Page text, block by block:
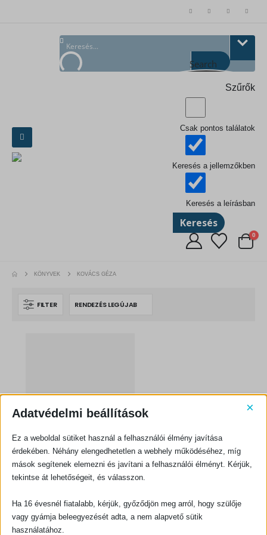
Search
Szűrők
Csak pontos találatok
Keresés a jellemzőkben
Keresés a leírásban
Keresés
0
KÖNYVEK KOVÁCS GÉZA
FILTER
Adatvédelmi beállítások ×
Ez a weboldal sütiket használ a felhasználói élmény javítása
érdekében. Néhány elengedhetetlen a webhely működéséhez, míg
mások segítenek elemezni és javítani a felhasználói élményt. Kérjük,
tekintse át lehetőségeit, és válasszon.
Ha 16 évesnél fiatalabb, kérjük, győződjön meg arról, hogy szülője
vagy gyámja beleegyezését adta, a nem alapvető sütik
használatához.